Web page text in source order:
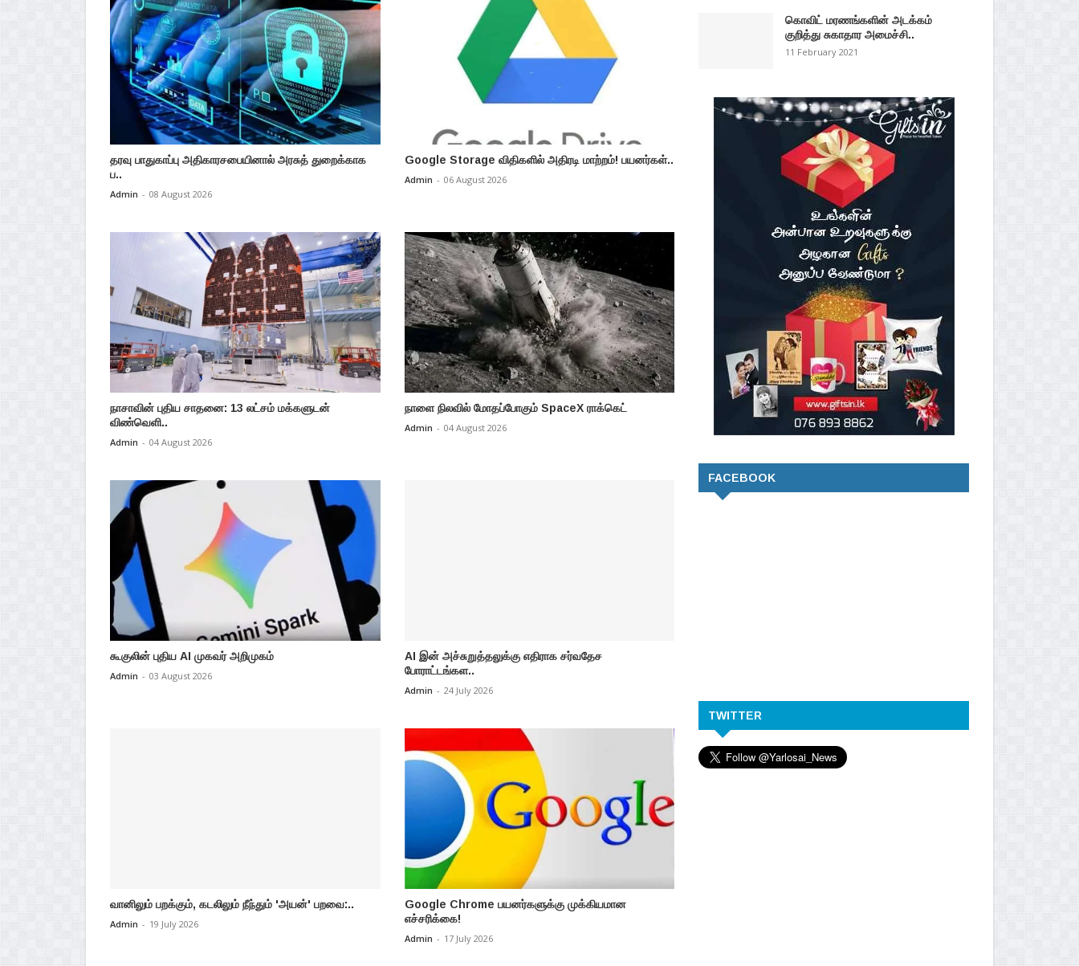
தரவு பாதுகாப்பு அதிகாரசபையினால் அரசுத் துறைக்காக
ப..
Admin - 08 August 2026
Google Storage விதிகளில் அதிரடி மாற்றம்! பயனர்கள்..
Admin - 06 August 2026
நாசாவின் புதிய சாதனை: 13 லட்சம் மக்களுடன்
விண்வெளி..
Admin - 04 August 2026
நாளை நிலவில் மோதப்போகும் SpaceX ராக்கெட்
Admin - 04 August 2026
கூகுலின் புதிய AI முகவர் அறிமுகம்
Admin - 03 August 2026
AI இன் அச்சுறுத்தலுக்கு எதிராக சர்வதேச
போராட்டங்கள..
Admin - 24 July 2026
வானிலும் பறக்கும், கடலிலும் நீந்தும் 'அயன்' பறவை:..
Admin - 19 July 2026
Google Chrome பயனர்களுக்கு முக்கியமான
எச்சரிக்கை!
Admin - 17 July 2026
கொவிட் மரணங்களின் அடக்கம்
குறித்து சுகாதார அமைச்சி..
11 February 2021
FACEBOOK
TWITTER